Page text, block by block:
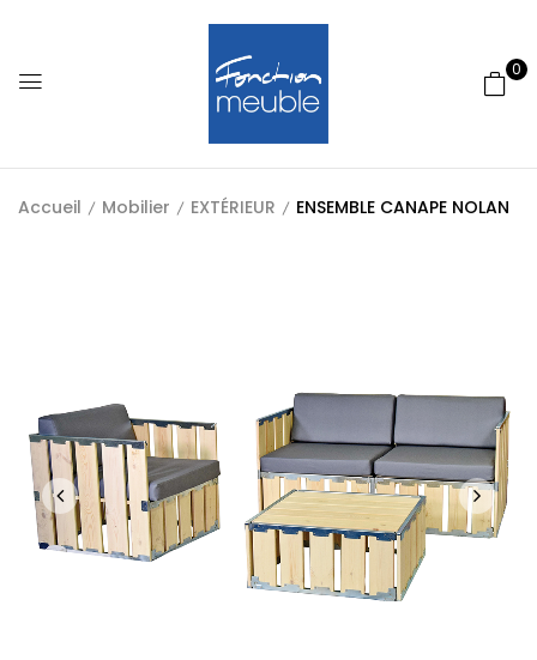
0
Accueil Mobilier EXTÉRIEUR ENSEMBLE CANAPE NOLAN